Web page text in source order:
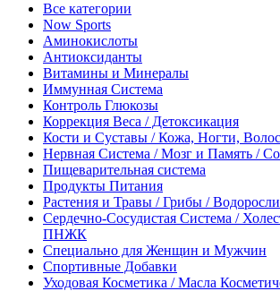
Все категории
Now Sports
Аминокислоты
Антиоксиданты
Витамины и Минералы
Иммунная Система
Контроль Глюкозы
Коррекция Веса / Детоксикация
Кости и Суставы / Кожа, Ногти,
Нервная Система / Мозг и Память /
Пищеварительная система
Продукты Питания
Растения и Травы / Грибы / Водоросли
Сердечно-Сосудистая Система /
ПНЖК
Специально для Женщин и Мужчин
Спортивные Добавки
Уходовая Косметика / Масла